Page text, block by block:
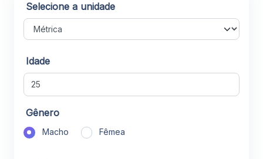
Selecione a unidade
Idade
Gênero
Macho Fêmea